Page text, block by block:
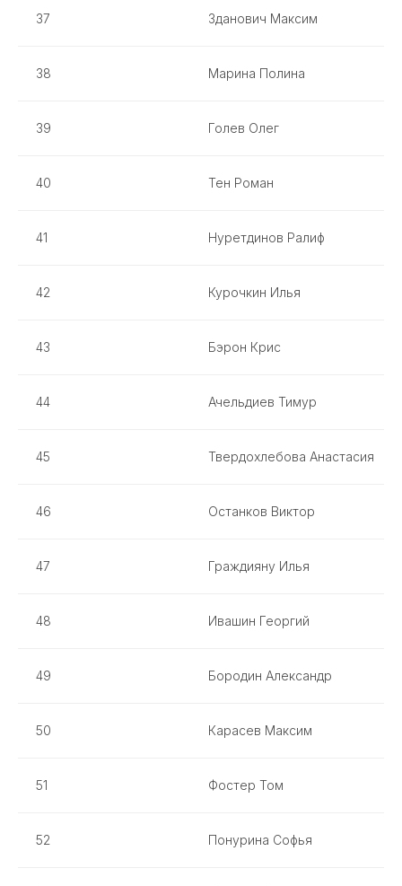
37 Зданович Максим
38 Марина Полина
39 Голев Олег
40 Тен Роман
41 Нуретдинов Ралиф
42 Курочкин Илья
43 Бэрон Крис
44 Ачельдиев Тимур
45 Твердохлебова Анастасия
46 Останков Виктор
47 Граждияну Илья
48 Ивашин Георгий
49 Бородин Александр
50 Карасев Максим
51 Фостер Том
52 Понурина Софья